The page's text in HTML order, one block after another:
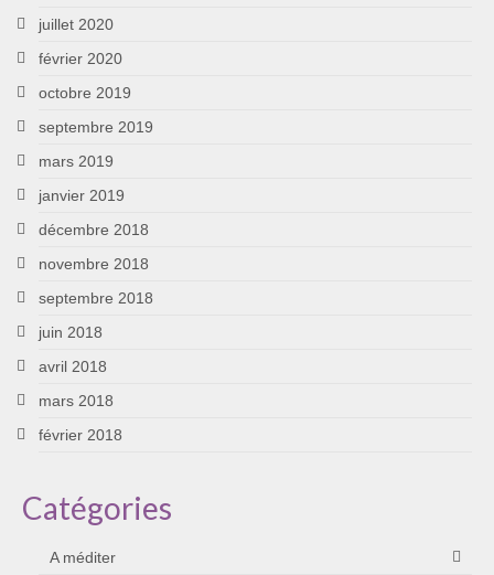
juillet 2020
février 2020
octobre 2019
septembre 2019
mars 2019
janvier 2019
décembre 2018
novembre 2018
septembre 2018
juin 2018
avril 2018
mars 2018
février 2018
Catégories
A méditer